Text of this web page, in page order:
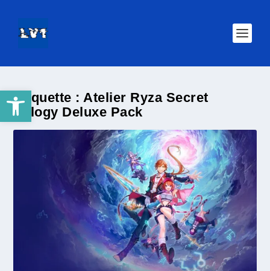
Ouvrir la barre d’outilsÉtiquette :Atelier Ryza Secret
Trilogy Deluxe Pack